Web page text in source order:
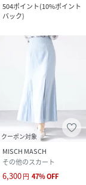
504ポイント(10%ポイント
バック)
クーポン対象
MISCH MASCH
その他のスカート
6,300円 47%OFF